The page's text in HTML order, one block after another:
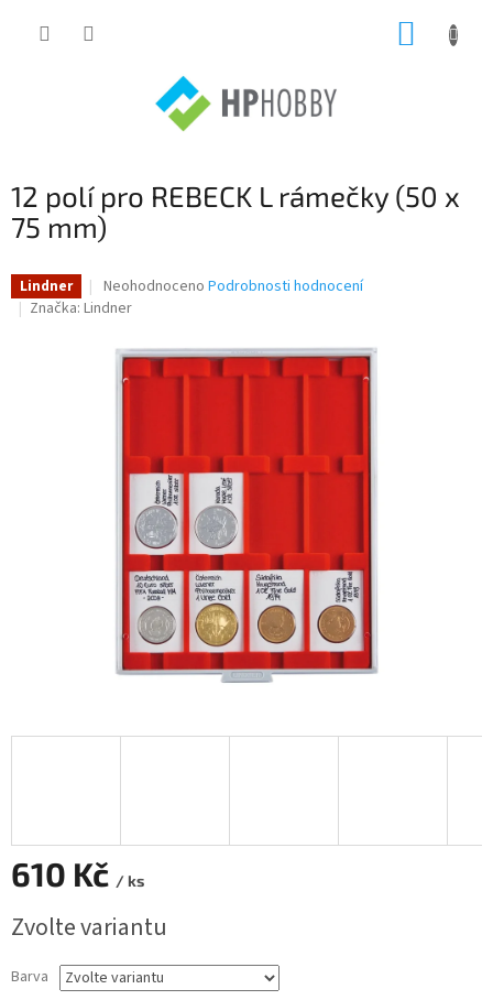
12 polí pro REBECK L rámečky (50 x
75 mm)
Lindner
Průměrné
hodnocení
Neohodnoceno Podrobnosti hodnocení
Značka: Lindner
610 Kč / ks
cena:
Zvolte variantu
Barva